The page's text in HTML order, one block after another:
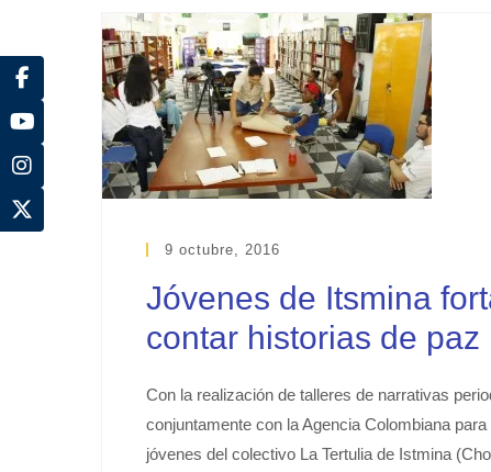
9 octubre, 2016
Jóvenes de Itsmina
contar historias de paz
Con la realización de talleres de narrativas
conjuntamente con la Agencia Colombiana
jóvenes del colectivo La Tertulia de Istmina